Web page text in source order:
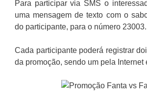
Para participar via SMS o
uma mensagem de texto com o
do participante, para o número 23003.
Cada participante poderá registrar
da promoção, sendo um pela Internet